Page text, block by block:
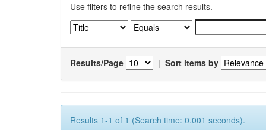
Use filters to refine the search results.
Results/Page | Sort items by
Results 1-1 of 1 (Search time: 0.001 seconds).